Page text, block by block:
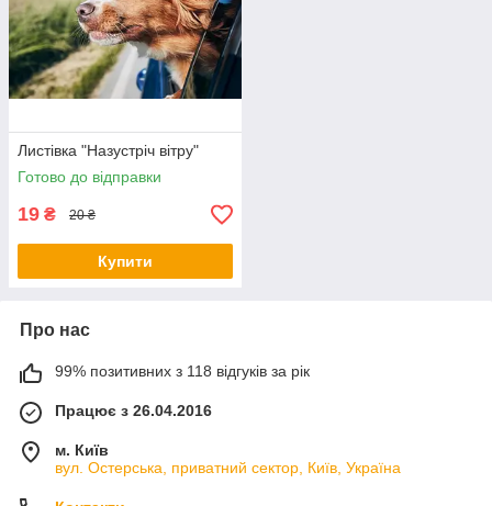
Листівка "Назустріч вітру"
Готово до відправки
19 ₴ 20 ₴
Купити
Про нас
99% позитивних з 118 відгуків за рік
Працює з 26.04.2016
м. Київ
вул. Остерська, приватний сектор, Київ, Україна